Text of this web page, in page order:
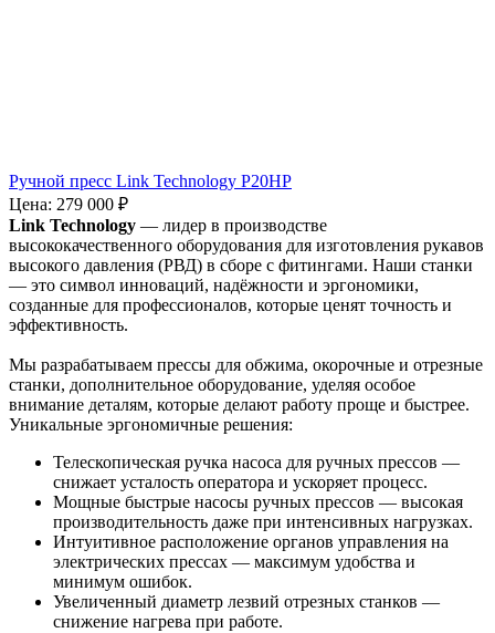
Ручной пресс Link Technology P20HP
Цена: 279 000 ₽
Link Technology — лидер в производстве
высококачественного оборудования для изготовления рукавов
высокого давления (РВД) в сборе с фитингами. Наши станки
— это символ инноваций, надёжности и эргономики,
созданные для профессионалов, которые ценят точность и
эффективность.
Мы разрабатываем прессы для обжима, окорочные и отрезные
станки, дополнительное оборудование, уделяя особое
внимание деталям, которые делают работу проще и быстрее.
Уникальные эргономичные решения:
Телескопическая ручка насоса для ручных прессов —
снижает усталость оператора и ускоряет процесс.
Мощные быстрые насосы ручных прессов — высокая
производительность даже при интенсивных нагрузках.
Интуитивное расположение органов управления на
электрических прессах — максимум удобства и
минимум ошибок.
Увеличенный диаметр лезвий отрезных станков —
снижение нагрева при работе.